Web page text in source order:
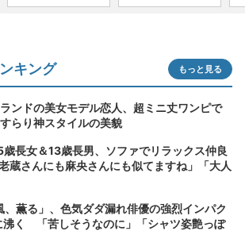
キング もっと見る
ンドの美女モデル恋人、超ミニ丈ワンピで
らり神スタイルの美貌
長女＆13歳長男、ソファでリラックス仲良
蔵さんにも麻央さんにも似てますね」「大人
、薫る」、色気ダダ漏れ俳優の強烈インパク
沸く 「苦しそうなのに」「シャツ姿艶っぽ